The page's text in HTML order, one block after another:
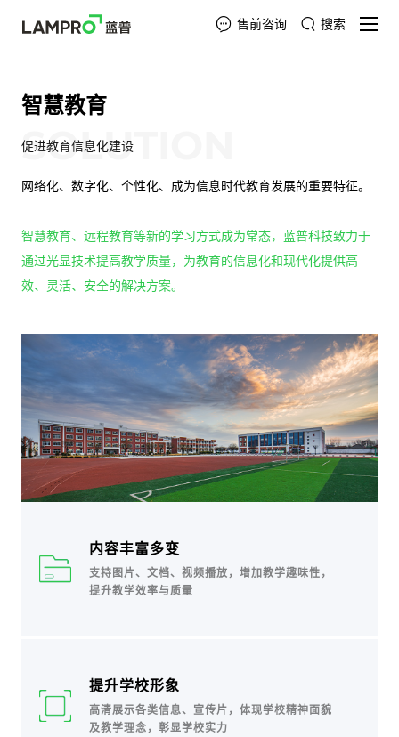
售前咨询 搜索
智慧教育
SOLUTION
促进教育信息化建设
网络化、数字化、个性化、成为信息时代教育发展的重要特征。
智慧教育、远程教育等新的学习方式成为常态，蓝普科技致力于
通过光显技术提高教学质量，为教育的信息化和现代化提供高
效、灵活、安全的解决方案。
内容丰富多变
支持图片、文档、视频播放，增加教学趣味性，
提升教学效率与质量
提升学校形象
高清展示各类信息、宣传片，体现学校精神面貌
及教学理念，彰显学校实力